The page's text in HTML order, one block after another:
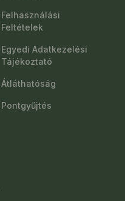
Felhasználási
Feltételek
Egyedi Adatkezelési
Tájékoztató
Átláthatóság
Pontgyűjtés